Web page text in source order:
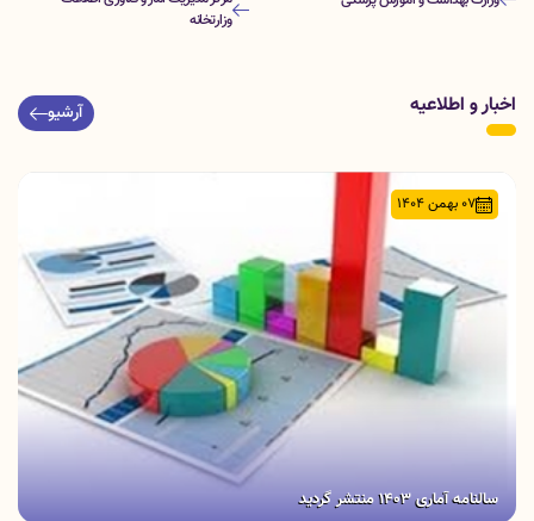
وزارتخانه
اخبار و اطلاعیه آرشیو
07 بهمن 1404
سالنامه آماری 1403 منتشر گردید